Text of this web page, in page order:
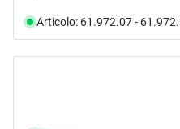
Articolo: 61.972.07 -